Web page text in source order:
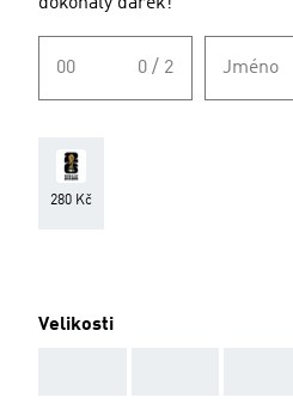
00 0 / 2 Jméno
280 Kč
Velikosti